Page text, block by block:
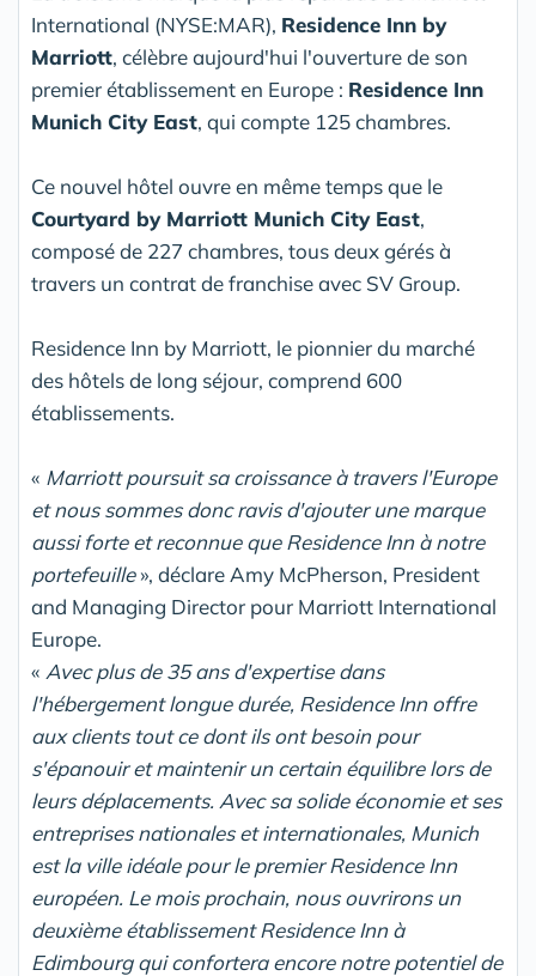
International (NYSE:MAR), Residence Inn by
Marriott, célèbre aujourd'hui l'ouverture de son
premier établissement en Europe : Residence Inn
Munich City East, qui compte 125 chambres.
Ce nouvel hôtel ouvre en même temps que le
Courtyard by Marriott Munich City East,
composé de 227 chambres, tous deux gérés à
travers un contrat de franchise avec SV Group.
Residence Inn by Marriott, le pionnier du marché
des hôtels de long séjour, comprend 600
établissements.
« Marriott poursuit sa croissance à travers l'Europe
et nous sommes donc ravis d'ajouter une marque
aussi forte et reconnue que Residence Inn à notre
portefeuille», déclare Amy McPherson, President
and Managing Director pour Marriott International
Europe.
« Avec plus de 35 ans d'expertise dans
l'hébergement longue durée, Residence Inn offre
aux clients tout ce dont ils ont besoin pour
s'épanouir et maintenir un certain équilibre lors de
leurs déplacements. Avec sa solide économie et ses
entreprises nationales et internationales, Munich
est la ville idéale pour le premier Residence Inn
européen. Le mois prochain, nous ouvrirons un
deuxième établissement Residence Inn à
Edimbourg qui confortera encore notre potentiel de